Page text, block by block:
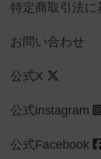
特定商取引法に
お問い合わせ
公式X
公式instagram
公式Facebook